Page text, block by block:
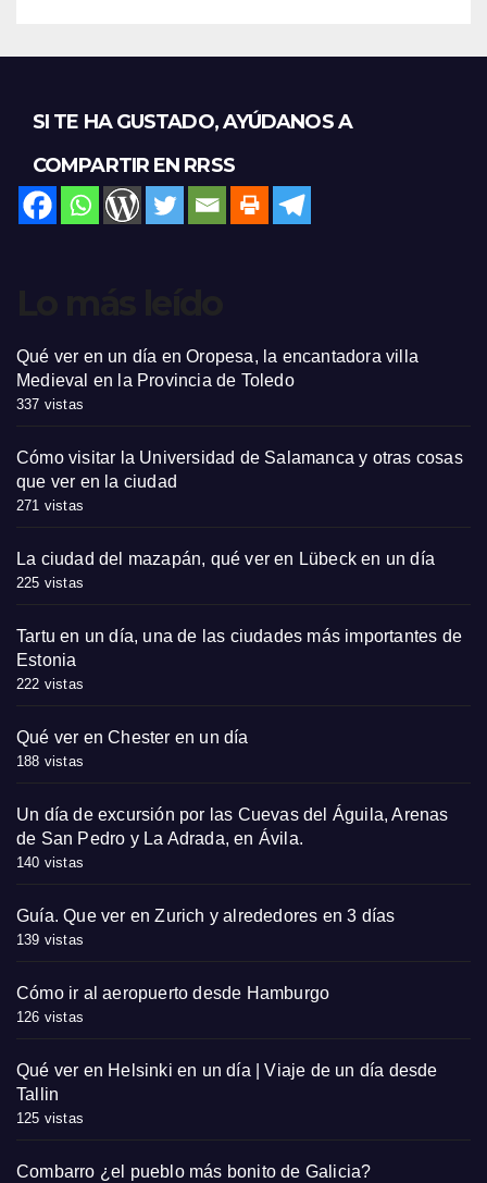
SI TE HA GUSTADO, AYÚDANOS A
COMPARTIR EN RRSS
Qué ver en un día en Oropesa, la encantadora villa
Medieval en la Provincia de Toledo
337 vistas
Cómo visitar la Universidad de Salamanca y otras cosas
que ver en la ciudad
271 vistas
La ciudad del mazapán, qué ver en Lübeck en un día
225 vistas
Tartu en un día, una de las ciudades más importantes de
Estonia
222 vistas
Qué ver en Chester en un día
188 vistas
Un día de excursión por las Cuevas del Águila, Arenas
de San Pedro y La Adrada, en Ávila.
140 vistas
Guía. Que ver en Zurich y alrededores en 3 días
139 vistas
Cómo ir al aeropuerto desde Hamburgo
126 vistas
Qué ver en Helsinki en un día | Viaje de un día desde
Tallin
125 vistas
Combarro ¿el pueblo más bonito de Galicia?